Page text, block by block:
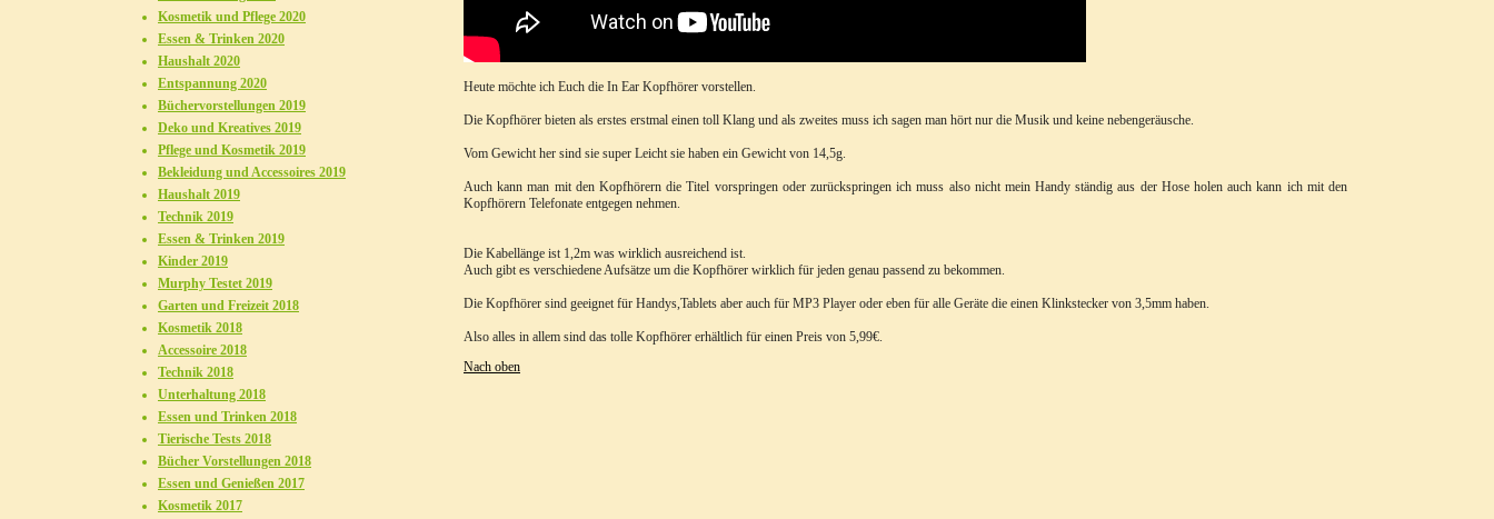
Heute möchte ich Euch die In Ear Kopfhörer vorstellen.
Die Kopfhörer bieten als erstes erstmal einen toll Klang und als zweites muss ich sagen man hört nur die Musik und keine nebengeräusche.
Vom Gewicht her sind sie super Leicht sie haben ein Gewicht von 14,5g.
Auch kann man mit den Kopfhörern die Titel vorspringen oder zurückspringen ich muss also nicht mein Handy ständig aus der Hose holen auch kann ich mit den
Kopfhörern Telefonate entgegen nehmen.
Die Kabellänge ist 1,2m was wirklich ausreichend ist.
Auch gibt es verschiedene Aufsätze um die Kopfhörer wirklich für jeden genau passend zu bekommen.
Die Kopfhörer sind geeignet für Handys,Tablets aber auch für MP3 Player oder eben für alle Geräte die einen Klinkstecker von 3,5mm haben.
Also alles in allem sind das tolle Kopfhörer erhältlich für einen Preis von 5,99€.
Nach oben
Kosmetik und Pflege 2020
Essen & Trinken 2020
Haushalt 2020
Entspannung 2020
Büchervorstellungen 2019
Deko und Kreatives 2019
Pflege und Kosmetik 2019
Bekleidung und Accessoires 2019
Haushalt 2019
Technik 2019
Essen & Trinken 2019
Kinder 2019
Murphy Testet 2019
Garten und Freizeit 2018
Kosmetik 2018
Accessoire 2018
Technik 2018
Unterhaltung 2018
Essen und Trinken 2018
Tierische Tests 2018
Bücher Vorstellungen 2018
Essen und Genießen 2017
Kosmetik 2017